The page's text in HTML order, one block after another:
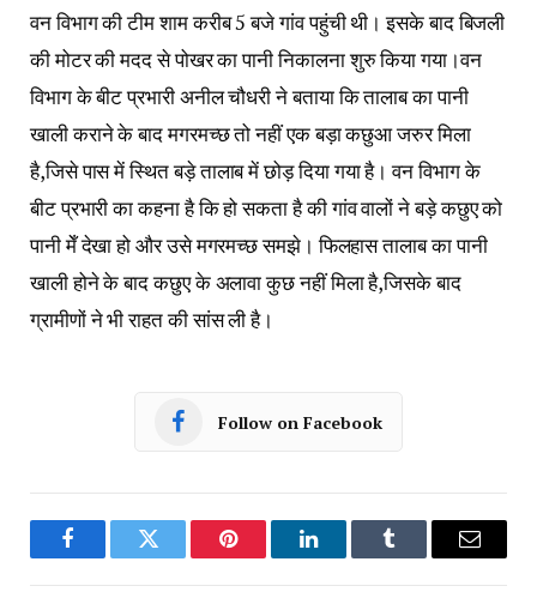
वन विभाग की टीम शाम करीब 5 बजे गांव पहुंची थी। इसके बाद बिजली
की मोटर की मदद से पोखर का पानी निकालना शुरु किया गया।वन
विभाग के बीट प्रभारी अनील चौधरी ने बताया कि तालाब का पानी
खाली कराने के बाद मगरमच्छ तो नहीं एक बड़ा कछुआ जरुर मिला
है,जिसे पास में स्थित बड़े तालाब में छोड़ दिया गया है। वन विभाग के
बीट प्रभारी का कहना है कि हो सकता है की गांव वालों ने बड़े कछुए को
पानी मेँ देखा हो और उसे मगरमच्छ समझे। फिलहास तालाब का पानी
खाली होने के बाद कछुए के अलावा कुछ नहीं मिला है,जिसके बाद
ग्रामीणों ने भी राहत की सांस ली है।
Follow on Facebook
FacebookTwitter Pinterest LinkedInTumblr Email